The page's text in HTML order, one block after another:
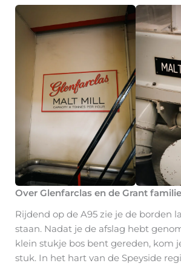
Over Glenfarclas en de Grant familie
Rijdend op de A95 zie je de borden
staan. Nadat je de afslag hebt
klein stukje bos bent gereden, kom
stuk. In het hart van de Speyside